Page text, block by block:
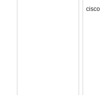
cisco